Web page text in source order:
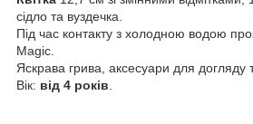
сідло та вуздечка.
Під час контакту з холодною водою
Magic.
Яскрава грива, аксесуари для догляду
Вік: від 4 років